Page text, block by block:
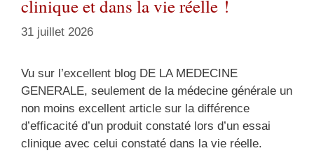
clinique et dans la vie réelle !
31 juillet 2026
Vu sur l’excellent blog DE LA MEDECINE
GENERALE, seulement de la médecine générale un
non moins excellent article sur la différence
d’efficacité d’un produit constaté lors d’un essai
clinique avec celui constaté dans la vie réelle.